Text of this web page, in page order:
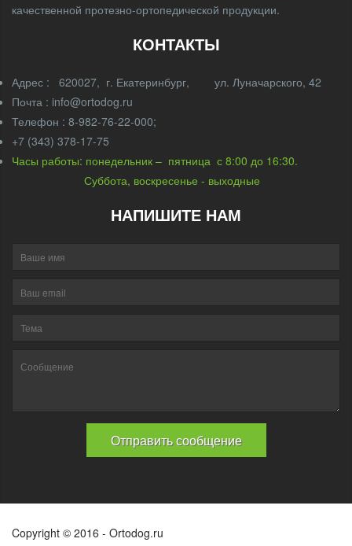
качественной протезно-ортопедической продукции.
КОНТАКТЫ
Адрес : 620027, г. Екатеринбург, ул. Луначарского, 42
Почта : info@ortodog.ru
Телефон : 8-982-76-22-000;
+7 (343) 378-17-75
Часы работы: понедельник – пятница с 8:00 до 16:30.
Суббота, воскресенье - выходные
НАПИШИТЕ НАМ
Copyright © 2016 - Ortodog.ru